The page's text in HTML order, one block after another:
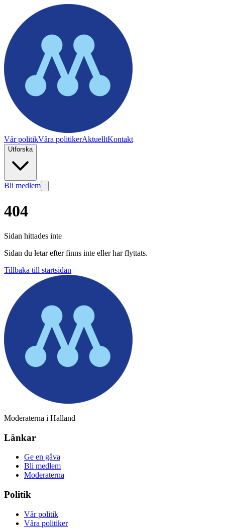
Vår politikVåra politikerAktuelltKontakt
Utforska
Bli medlem
404
Sidan hittades inte
Sidan du letar efter finns inte eller har flyttats.
Tillbaka till startsidan
Moderaterna i Halland
Länkar
Ge en gåva
Bli medlem
Moderaterna
Politik
Vår politik
Våra politiker